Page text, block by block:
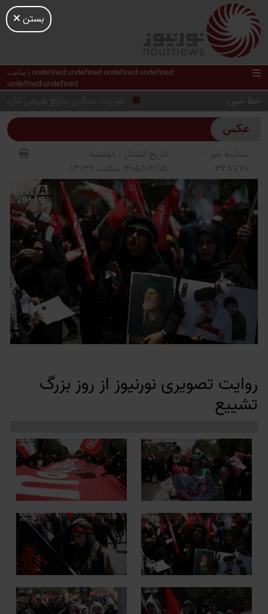
undefined undefined undefined undefined | ساعت
undefined:undefined
خط خبر ضربات سنگین منابع طبیعی
عکس
شناسه خبر :
328770
تاریخ انتشار : دوشنبه
1405/04/15 ساعت 13:39
روایت تصویری نورنیوز از روز بزرگ
تشییع
بستن